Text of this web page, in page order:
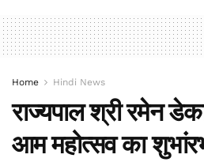
Home Hindi News
राज्यपाल श्री रमेन
आम महोत्सव का